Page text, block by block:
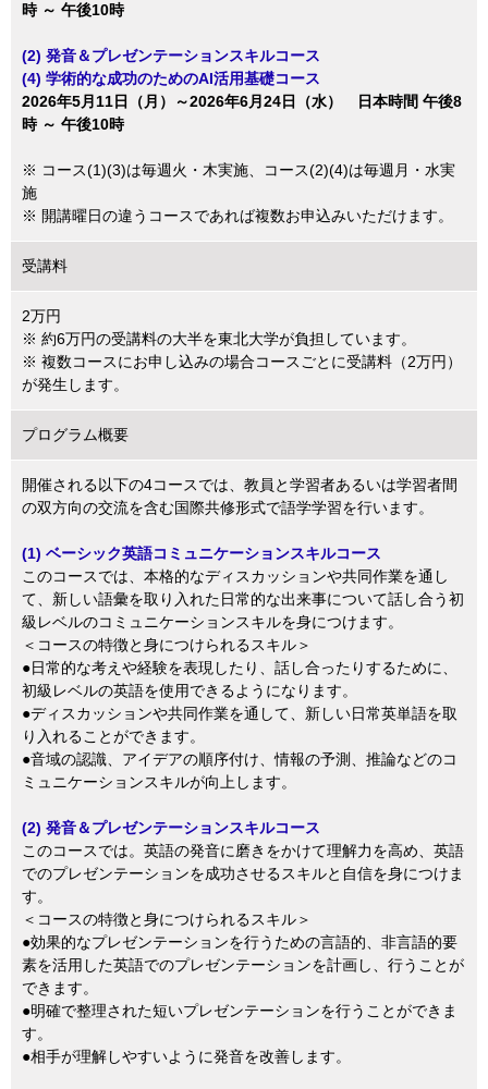
時 ～ 午後10時
(2) 発音＆プレゼンテーションスキルコース
(4) 学術的な成功のためのAI活用基礎コース
2026年5月11日（月）～2026年6月24日（水） 日本時間 午後8
時 ～ 午後10時
※ コース(1)(3)は毎週火・木実施、コース(2)(4)は毎週月・水実
施
※ 開講曜日の違うコースであれば複数お申込みいただけます。
受講料
2万円
※ 約6万円の受講料の大半を東北大学が負担しています。
※ 複数コースにお申し込みの場合コースごとに受講料（2万円）
が発生します。
プログラム概要
開催される以下の4コースでは、教員と学習者あるいは学習者間
の双方向の交流を含む国際共修形式で語学学習を行います。
(1) ベーシック英語コミュニケーションスキルコース
このコースでは、本格的なディスカッションや共同作業を通し
て、新しい語彙を取り入れた日常的な出来事について話し合う初
級レベルのコミュニケーションスキルを身につけます。
＜コースの特徴と身につけられるスキル＞
●日常的な考えや経験を表現したり、話し合ったりするために、
初級レベルの英語を使用できるようになります。
●ディスカッションや共同作業を通して、新しい日常英単語を取
り入れることができます。
●音域の認識、アイデアの順序付け、情報の予測、推論などのコ
ミュニケーションスキルが向上します。
(2) 発音＆プレゼンテーションスキルコース
このコースでは。英語の発音に磨きをかけて理解力を高め、英語
でのプレゼンテーションを成功させるスキルと自信を身につけま
す。
＜コースの特徴と身につけられるスキル＞
●効果的なプレゼンテーションを行うための言語的、非言語的要
素を活用した英語でのプレゼンテーションを計画し、行うことが
できます。
●明確で整理された短いプレゼンテーションを行うことができま
す。
●相手が理解しやすいように発音を改善します。